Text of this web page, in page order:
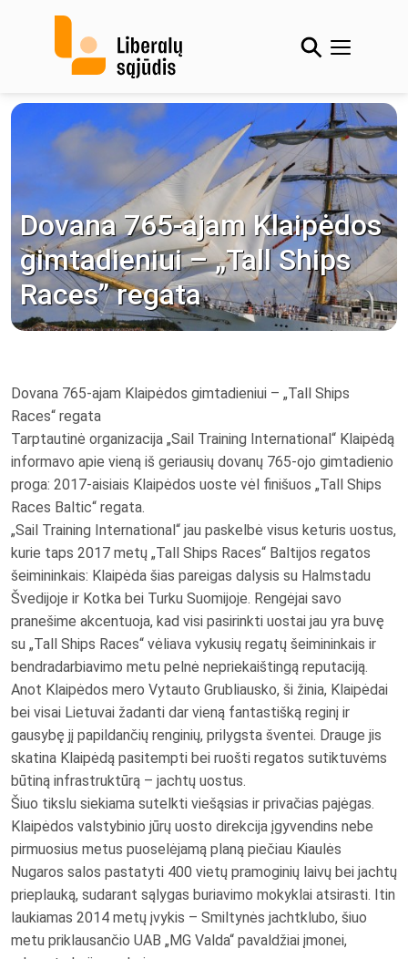
Dovana 765-ajam Klaipėdos
gimtadieniui – „Tall Ships
Races” regata
Dovana 765-ajam Klaipėdos gimtadieniui – „Tall Ships
Races“ regata
Tarptautinė organizacija „Sail Training International“ Klaipėdą
informavo apie vieną iš geriausių dovanų 765-ojo gimtadienio
proga: 2017-aisiais Klaipėdos uoste vėl finišuos „Tall Ships
Races Baltic“ regata.
„Sail Training International“ jau paskelbė visus keturis uostus,
kurie taps 2017 metų „Tall Ships Races“ Baltijos regatos
šeimininkais: Klaipėda šias pareigas dalysis su Halmstadu
Švedijoje ir Kotka bei Turku Suomijoje. Rengėjai savo
pranešime akcentuoja, kad visi pasirinkti uostai jau yra buvę
su „Tall Ships Races“ vėliava vykusių regatų šeimininkais ir
bendradarbiavimo metu pelnė nepriekaištingą reputaciją.
Anot Klaipėdos mero Vytauto Grubliausko, ši žinia, Klaipėdai
bei visai Lietuvai žadanti dar vieną fantastišką reginį ir
gausybę jį papildančių renginių, prilygsta šventei. Drauge jis
skatina Klaipėdą pasitempti bei ruošti regatos sutiktuvėms
būtiną infrastruktūrą – jachtų uostus.
Šiuo tikslu siekiama sutelkti viešąsias ir privačias pajėgas.
Klaipėdos valstybinio jūrų uosto direkcija įgyvendins nebe
pirmuosius metus puoselėjamą planą piečiau Kiaulės
Nugaros salos pastatyti 400 vietų pramoginių laivų bei jachtų
prieplauką, sudarant sąlygas buriavimo mokyklai atsirasti. Itin
laukiamas 2014 metų įvykis – Smiltynės jachtklubo, šiuo
metu priklausančio UAB „MG Valda“ pavaldžiai įmonei,